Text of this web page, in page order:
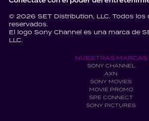
© 2026 SET Distribution, LLC. Todos los
reservados.
El logo Sony Channel es una marca de
LLC.
NUESTRAS MARCAS
SONY CHANNEL
AXN
SONY MOVIES
MOVIE PROMO
SPE CONNECT
SONY PICTURES